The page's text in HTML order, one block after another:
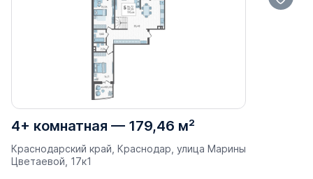
4+ комнатная — 179,46 м²
Краснодарский край, Краснодар, улица Марины
Цветаевой, 17к1